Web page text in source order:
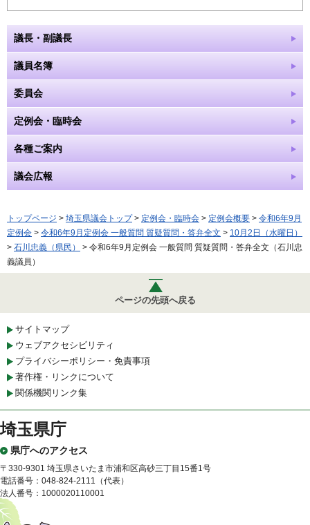
議長・副議長
議員名簿
委員会
定例会・臨時会
各種ご案内
議会広報
トップページ > 埼玉県議会トップ> 定例会・臨時会 > 定例会概要 > 令和6年9月
定例会 > 令和6年9月定例会 一般質問 質疑質問・答弁全文 > 10月2日（水曜日）
> 石川忠義（県民）
> 令和6年9月定例会 一般質問 質疑質問・答弁全文（石川忠
義議員）
ページの先頭へ戻る
サイトマップ
ウェブアクセシビリティ
プライバシーポリシー・免責事項
著作権・リンクについて
関係機関リンク集
埼玉県庁
県庁へのアクセス
〒330-9301 埼玉県さいたま市浦和区高砂三丁目15番1号
電話番号：048-824-2111（代表）
法人番号：1000020110001